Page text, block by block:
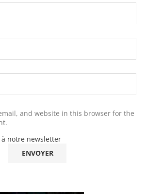
and website in this browser for the
notre newsletter